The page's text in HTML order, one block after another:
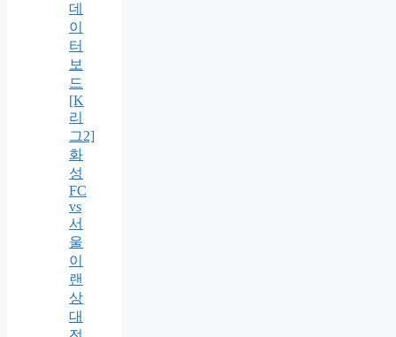
데
이
터
보
드
[K
리
그2]
화
성
FC
vs
서
울
이
랜
상
대